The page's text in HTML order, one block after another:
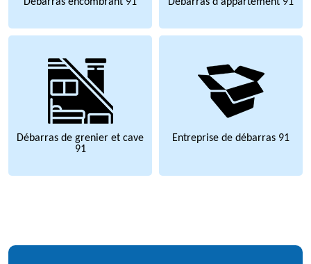
Débarras de grenier et cave
91
Entreprise de débarras 91